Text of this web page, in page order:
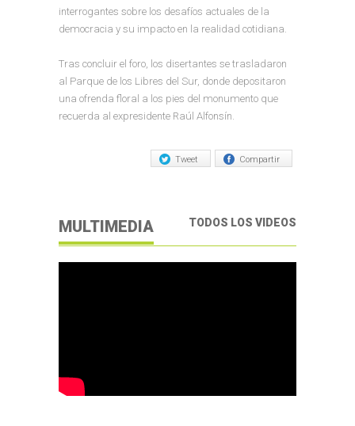
interrogantes sobre los desafíos actuales de la
democracia y su impacto en la realidad cotidiana.
Tras concluir el foro, los disertantes se trasladaron
al Parque de los Libres del Sur, donde depositaron
una ofrenda floral a los pies del monumento que
recuerda al expresidente Raúl Alfonsín.
Compartir
Tweet
MULTIMEDIA TODOS LOS VIDEOS